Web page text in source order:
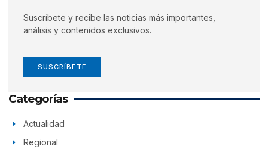
Suscríbete y recibe las noticias más importantes,
análisis y contenidos exclusivos.
SUSCRÍBETE
Categorías
Actualidad
Regional